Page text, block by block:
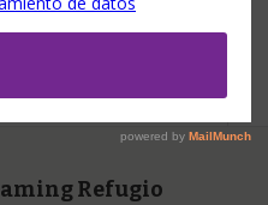
Refugio